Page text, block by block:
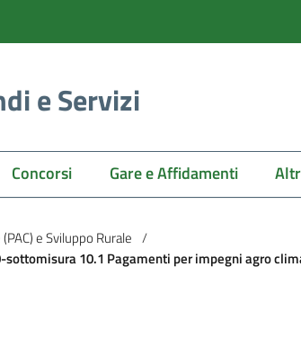
e Servizi
Concorsi Gare e Affidamenti
e Sviluppo Rurale /
sottomisura 10.1 Pagamenti per impegni agro